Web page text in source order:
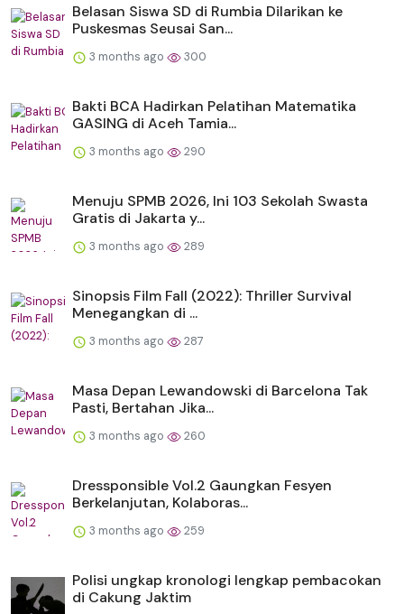
Belasan Siswa SD di Rumbia Dilarikan ke
Puskesmas Seusai San...
3 months ago 300
Bakti BCA Hadirkan Pelatihan Matematika
GASING di Aceh Tamia...
3 months ago 290
Menuju SPMB 2026, Ini 103 Sekolah Swasta
Gratis di Jakarta y...
3 months ago 289
Sinopsis Film Fall (2022): Thriller Survival
Menegangkan di ...
3 months ago 287
Masa Depan Lewandowski di Barcelona Tak
Pasti, Bertahan Jika...
3 months ago 260
Dressponsible Vol.2 Gaungkan Fesyen
Berkelanjutan, Kolaboras...
3 months ago 259
Polisi ungkap kronologi lengkap pembacokan
di Cakung Jaktim